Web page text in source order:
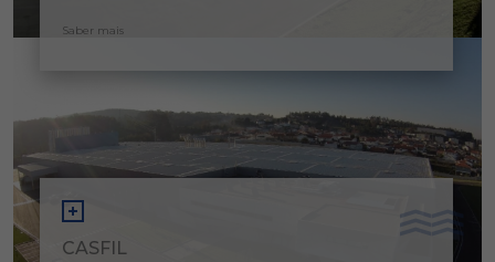
Saber mais
CASFIL